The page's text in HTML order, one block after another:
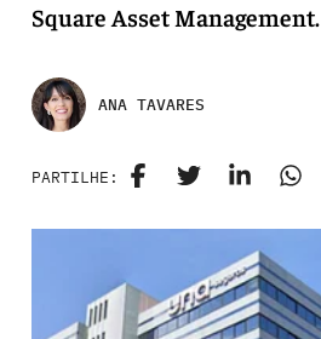
Square Asset Management.
ANA TAVARES
PARTILHE: